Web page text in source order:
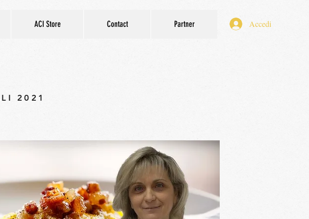
ACI Store Contact Partner Accedi
2021